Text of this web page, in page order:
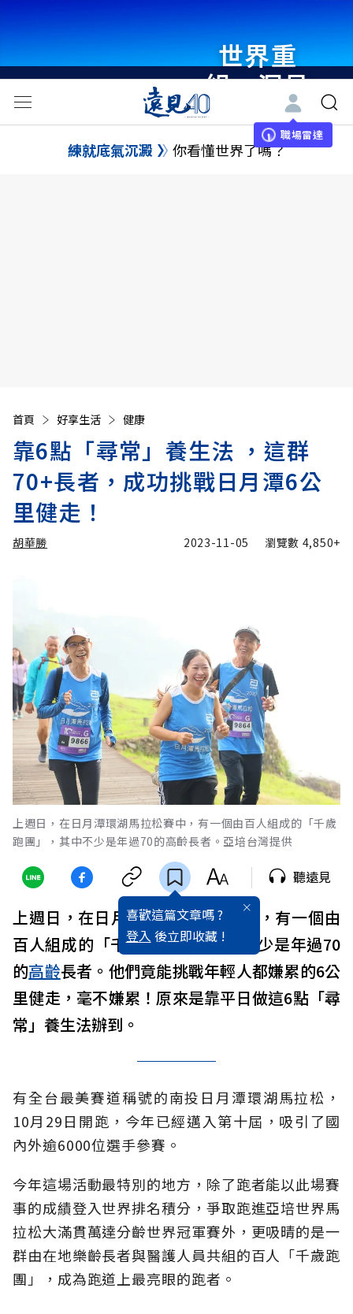
世界重
組・洞見
未來 與
世界領袖
職場雷達
練就底氣沉澱 你看懂世界了嗎？
首頁 好享生活 健康
靠6點「尋常」養生法 ，這群
70+長者，成功挑戰日月潭6公
里健走！
胡華勝 2023-11-05 瀏覽數 4,850+
上週日，在日月潭環湖馬拉松賽中，有一個由百人組成的「千歲
跑團」，其中不少是年過70的高齡長者。亞培台灣提供
喜歡這篇文章嗎 ?
登入 後立即收藏 !
聽遠見
上週日，在日月潭環湖馬拉松賽中，有一個由
百人組成的「千歲跑團」，其中不少是年過70
的高齡長者。他們竟能挑戰年輕人都嫌累的6公
里健走，毫不嫌累！原來是靠平日做這6點「尋
常」養生法辦到。
有全台最美賽道稱號的南投日月潭環湖馬拉松，
10月29日開跑，今年已經邁入第十屆，吸引了國
內外逾6000位選手參賽。
今年這場活動最特別的地方，除了跑者能以此場賽
事的成績登入世界排名積分，爭取跑進亞培世界馬
拉松大滿貫萬達分齡世界冠軍賽外，更吸晴的是一
群由在地樂齡長者與醫護人員共組的百人「千歲跑
團」，成為跑道上最亮眼的跑者。